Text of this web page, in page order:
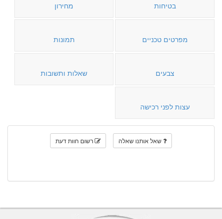
בטיחות מחירון
מפרטים טכניים תמונות
צבעים שאלות ותשובות
עצות לפני רכישה
שאל אותנו שאלה רשום חוות דעת